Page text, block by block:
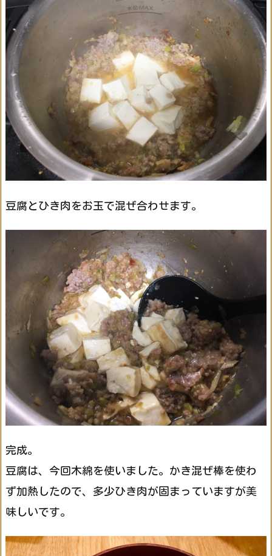
豆腐とひき肉をお玉で混ぜ合わせます。
完成。
豆腐は、今回木綿を使いました。かき混ぜ棒を使わ
ず加熱したので、多少ひき肉が固まっていますが美
味しいです。